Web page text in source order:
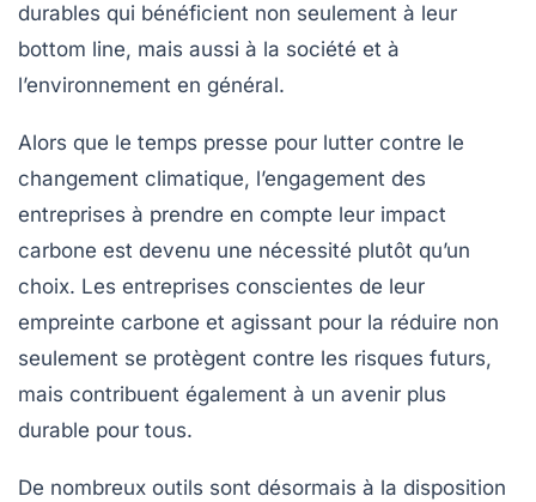
durables qui bénéficient non seulement à leur
bottom line, mais aussi à la société et à
l’environnement en général.
Alors que le temps presse pour lutter contre le
changement climatique, l’engagement des
entreprises à prendre en compte leur impact
carbone est devenu une nécessité plutôt qu’un
choix. Les entreprises conscientes de leur
empreinte carbone et agissant pour la réduire non
seulement se protègent contre les risques futurs,
mais contribuent également à un avenir plus
durable pour tous.
De nombreux outils sont désormais à la disposition